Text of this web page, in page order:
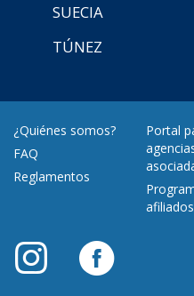
SUECIA
TÚNEZ
¿Quiénes somos?
FAQ
Reglamentos
Portal
afiliados